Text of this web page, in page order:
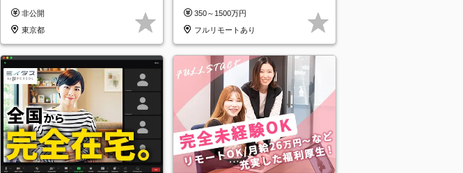
非公開
東京都
350～1500万円
フルリモートあり